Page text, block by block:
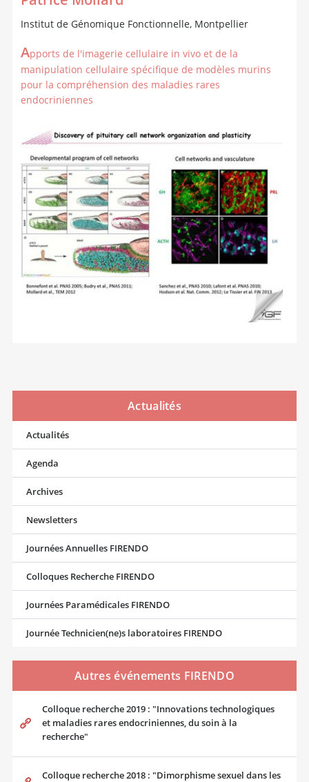
Institut de Génomique Fonctionnelle, Montpellier
Apports de l'imagerie cellulaire in vivo et de la
manipulation cellulaire spécifique de modèles murins
pour la compréhension des maladies rares
endocriniennes
Actualités
Actualités
Agenda
Archives
Newsletters
Journées Annuelles FIRENDO
Colloques Recherche FIRENDO
Journées Paramédicales FIRENDO
Journée Technicien(ne)s laboratoires FIRENDO
Autres événements FIRENDO
Colloque recherche 2019 : "Innovations technologiques
et maladies rares endocriniennes, du soin à la
recherche"
Colloque recherche 2018 : "Dimorphisme sexuel dans les